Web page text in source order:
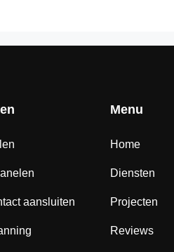
aansluiten
Menu
Home
Diensten
Projecten
Reviews